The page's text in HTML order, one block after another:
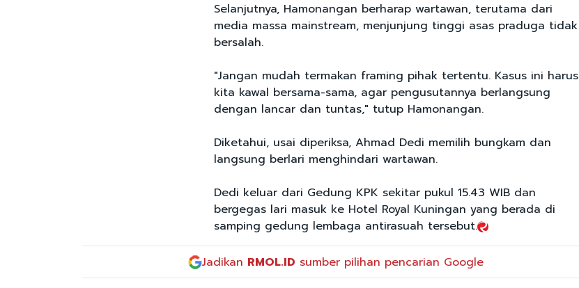
Selanjutnya, Hamonangan berharap wartawan, terutama dari
media massa mainstream, menjunjung tinggi asas praduga tidak
bersalah.
"Jangan mudah termakan framing pihak tertentu. Kasus ini harus
kita kawal bersama-sama, agar pengusutannya berlangsung
dengan lancar dan tuntas," tutup Hamonangan.
Diketahui, usai diperiksa, Ahmad Dedi memilih bungkam dan
langsung berlari menghindari wartawan.
Dedi keluar dari Gedung KPK sekitar pukul 15.43 WIB dan
bergegas lari masuk ke Hotel Royal Kuningan yang berada di
samping gedung lembaga antirasuah tersebut.
Jadikan RMOL.ID sumber pilihan pencarian Google